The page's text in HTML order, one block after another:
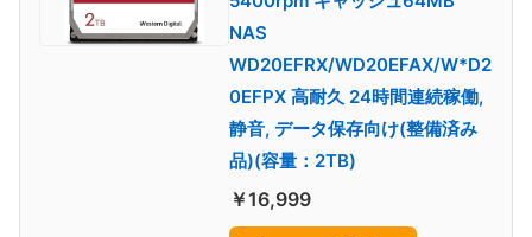
NAS
WD20EFRX/WD20EFAX/W*D2
0EFPX 高耐久 24時間連続稼働,
静音, データ保存向け(整備済み
品)(容量：2TB)
￥16,999